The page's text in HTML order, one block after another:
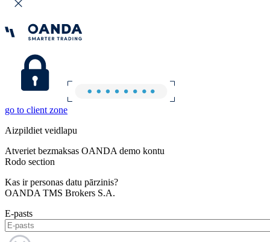
go to client zone
Aizpildiet veidlapu
Atveriet bezmaksas OANDA demo kontu
Rodo section
Kas ir personas datu pārzinis?
OANDA TMS Brokers S.A.
E-pasts